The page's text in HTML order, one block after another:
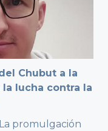
Chubut a la
lucha contra la
promulgación